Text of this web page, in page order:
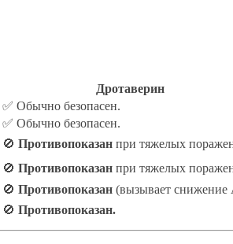
Дротаверин
✅ Обычно безопасен.
✅ Обычно безопасен.
🚫 Противопоказан при тяжелых
🚫 Противопоказан при тяжелых
🚫 Противопоказан (вызывает
🚫 Противопоказан.